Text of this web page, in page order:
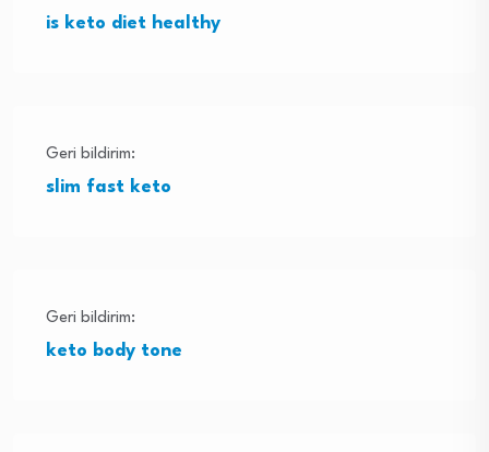
is keto diet healthy
Geri bildirim:
slim fast keto
Geri bildirim:
keto body tone